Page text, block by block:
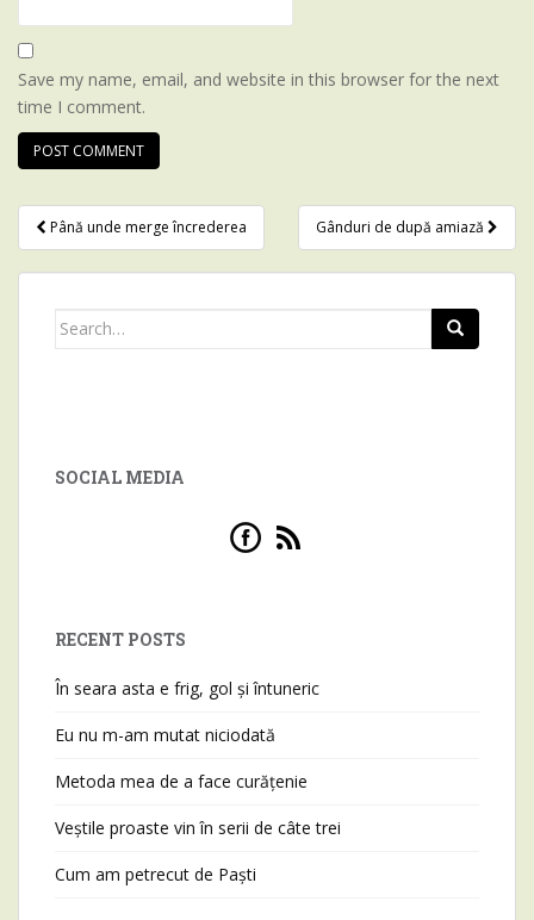
Save my name, email, and website in this browser for the next
time I comment.
Post navigation
Până unde merge încrederea Gânduri de după amiază
Search for:
SOCIAL MEDIA
RECENT POSTS
În seara asta e frig, gol și întuneric
Eu nu m-am mutat niciodată
Metoda mea de a face curățenie
Veștile proaste vin în serii de câte trei
Cum am petrecut de Paști